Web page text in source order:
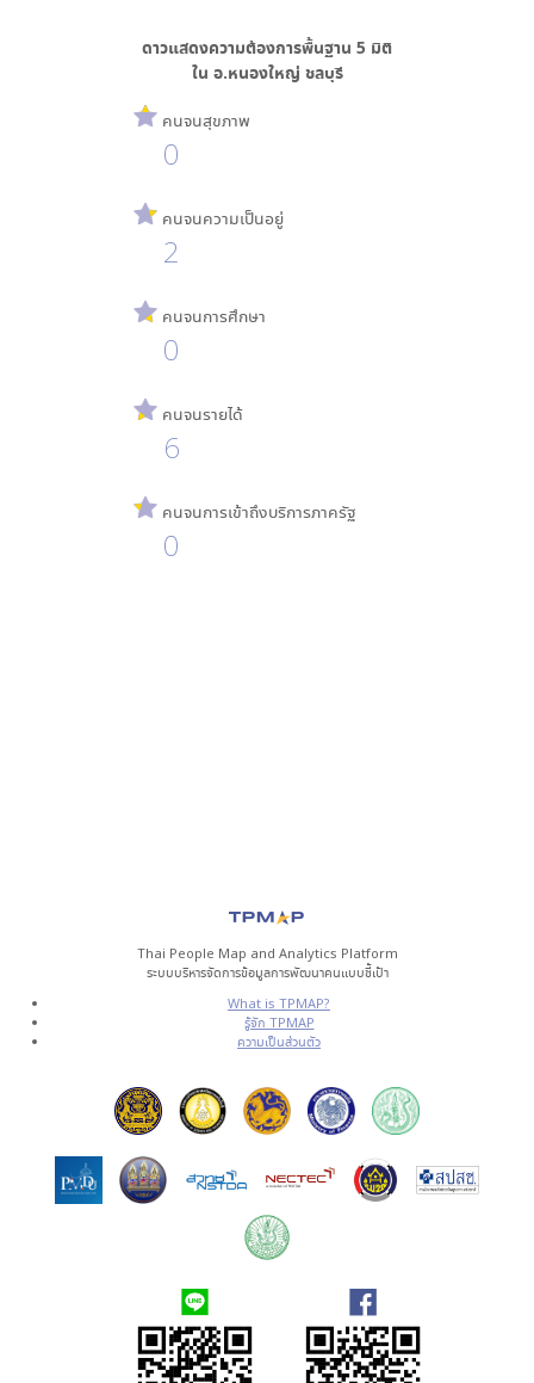
ดาวแสดงความต้องการพื้นฐาน 5 มิติ
ใน อ.หนองใหญ่ ชลบุรี
คนจนสุขภาพ
0
คนจนความเป็นอยู่
2
คนจนการศึกษา
0
คนจนรายได้
6
คนจนการเข้าถึงบริการภาครัฐ
0
Thai People Map and Analytics Platform
ระบบบริหารจัดการข้อมูลการพัฒนาคนแบบชี้เป้า
What is TPMAP?
รู้จัก TPMAP
ความเป็นส่วนตัว